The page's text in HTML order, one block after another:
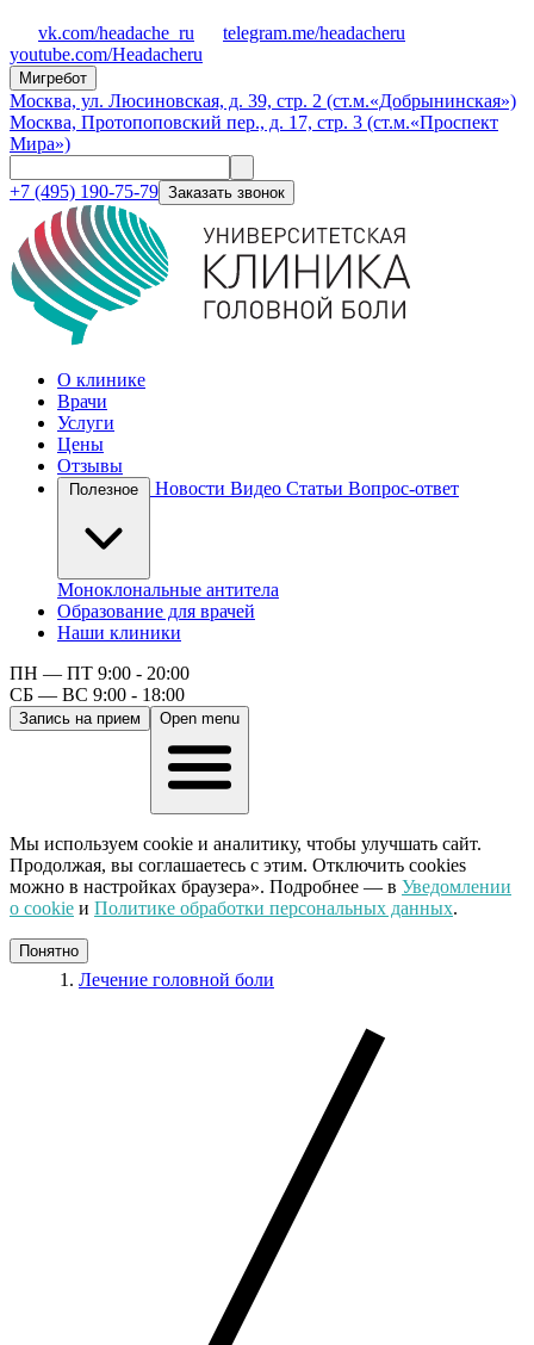
vk.com/headache_ru
telegram.me/headacheru
youtube.com/Headacheru
Мигребот
Москва, ул. Люсиновская, д. 39, стр. 2 (ст.м.«Добрынинская»)
Москва, Протопоповский пер., д. 17, стр. 3 (ст.м.«Проспект
Мира»)
+7 (495) 190-75-79 Заказать звонок
О клинике
Врачи
Услуги
Цены
Отзывы
Новости Видео Статьи Вопрос-ответ
Моноклональные антитела
Образование для врачей
Наши клиники
ПН — ПТ 9:00 - 20:00
СБ — ВС 9:00 - 18:00
Запись на прием Open menu
Мы используем cookie и аналитику, чтобы улучшать сайт.
Продолжая, вы соглашаетесь с этим. Отключить cookies
можно в настройках браузера». Подробнее — в Уведомлении
о cookie и Политике обработки персональных данных.
Понятно
Лечение головной боли